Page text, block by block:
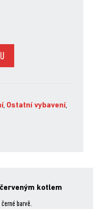
, Ostatní vybavení,
kotlem
barvě.